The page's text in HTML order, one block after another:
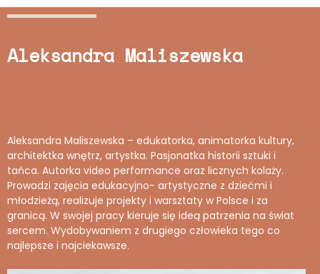
Aleksandra Maliszewska
Aleksandra Maliszewska – edukatorka, animatorka kultury,
architektka wnętrz, artystka. Pasjonatka historii sztuki i
tańca. Autorka video performance oraz licznych kolaży.
Prowadzi zajęcia edukacyjno- artystyczne z dziećmi i
młodzieżą, realizuje projekty i warsztaty w Polsce i za
granicą. W swojej pracy kieruje się ideą patrzenia na świat
sercem. Wydobywaniem z drugiego człowieka tego co
najlepsze i najciekawsze.